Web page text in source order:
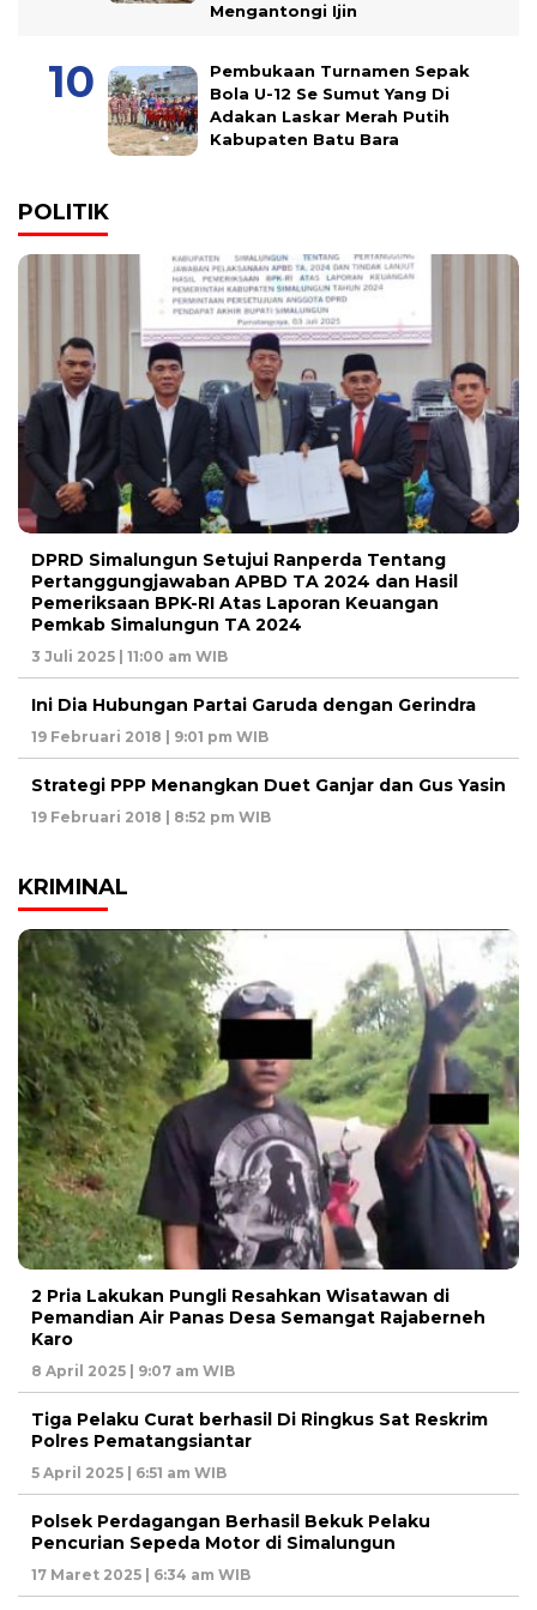
Mengantongi Ijin
Pembukaan Turnamen Sepak
Bola U-12 Se Sumut Yang Di
Adakan Laskar Merah Putih
Kabupaten Batu Bara
POLITIK
DPRD Simalungun Setujui Ranperda Tentang
Pertanggungjawaban APBD TA 2024 dan Hasil
Pemeriksaan BPK-RI Atas Laporan Keuangan
Pemkab Simalungun TA 2024
3 Juli 2025 | 11:00 am WIB
Ini Dia Hubungan Partai Garuda dengan Gerindra
19 Februari 2018 | 9:01 pm WIB
Strategi PPP Menangkan Duet Ganjar dan Gus Yasin
19 Februari 2018 | 8:52 pm WIB
KRIMINAL
2 Pria Lakukan Pungli Resahkan Wisatawan di
Pemandian Air Panas Desa Semangat Rajaberneh
Karo
8 April 2025 | 9:07 am WIB
Tiga Pelaku Curat berhasil Di Ringkus Sat Reskrim
Polres Pematangsiantar
5 April 2025 | 6:51 am WIB
Polsek Perdagangan Berhasil Bekuk Pelaku
Pencurian Sepeda Motor di Simalungun
17 Maret 2025 | 6:34 am WIB